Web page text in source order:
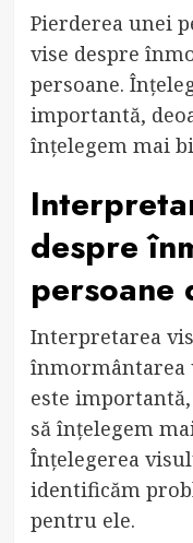
Pierderea unei
vise despre
persoane.
importantă,
înțelegem mai
despre
persoane
Interpretarea
înmormântarea
este
să înțelegem
Înțelegerea
identificăm
pentru ele.